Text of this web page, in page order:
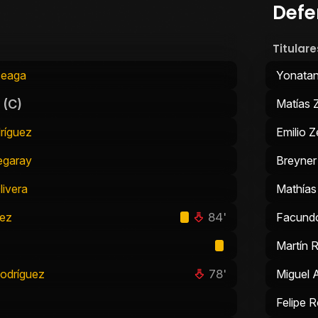
(C)
84'
78'
Matías
Emilio
Martín
Miguel
Felipe